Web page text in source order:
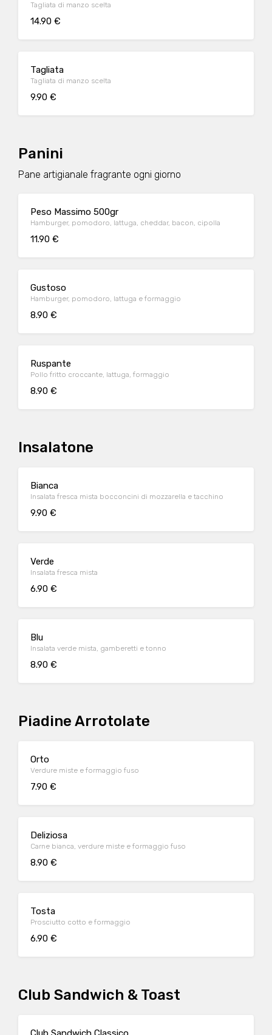
Tagliata di manzo scelta
14.90 €
Tagliata
Tagliata di manzo scelta
9.90 €
Panini
Pane artigianale fragrante ogni giorno
Peso Massimo 500gr
Hamburger, pomodoro, lattuga, cheddar, bacon, cipolla
11.90 €
Gustoso
Hamburger, pomodoro, lattuga e formaggio
8.90 €
Ruspante
Pollo fritto croccante, lattuga, formaggio
8.90 €
Insalatone
Bianca
Insalata fresca mista bocconcini di mozzarella e tacchino
9.90 €
Verde
Insalata fresca mista
6.90 €
Blu
Insalata verde mista, gamberetti e tonno
8.90 €
Piadine Arrotolate
Orto
Verdure miste e formaggio fuso
7.90 €
Deliziosa
Carne bianca, verdure miste e formaggio fuso
8.90 €
Tosta
Prosciutto cotto e formaggio
6.90 €
Club Sandwich & Toast